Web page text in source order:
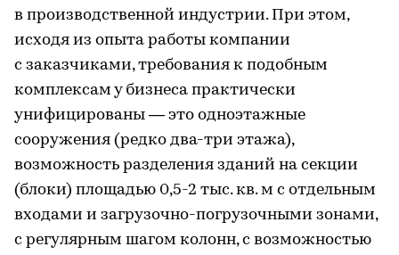
в производственной индустрии. При этом,
исходя из опыта работы компании
с заказчиками, требования к подобным
комплексам у бизнеса практически
унифицированы — это одноэтажные
сооружения (редко два-три этажа),
возможность разделения зданий на секции
(блоки) площадью 0,5-2 тыс. кв. м с отдельным
входами и загрузочно-погрузочными зонами,
с регулярным шагом колонн, с возможностью